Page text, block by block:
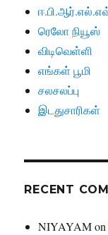
ரெலோ நியூஸ்
விடிவெள்ளி
எங்கள் பூமி
சலசலப்பு
இடதுசாரிகள்
RECENT
NIYAYAM